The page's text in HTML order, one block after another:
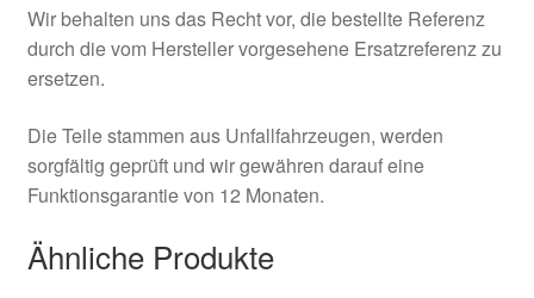
Wir behalten uns das Recht vor, die bestellte Referenz
durch die vom Hersteller vorgesehene Ersatzreferenz zu
ersetzen.
Die Teile stammen aus Unfallfahrzeugen, werden
sorgfältig geprüft und wir gewähren darauf eine
Funktionsgarantie von 12 Monaten.
Ähnliche Produkte